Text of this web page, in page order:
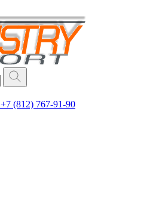
+7 (812) 767-91-90